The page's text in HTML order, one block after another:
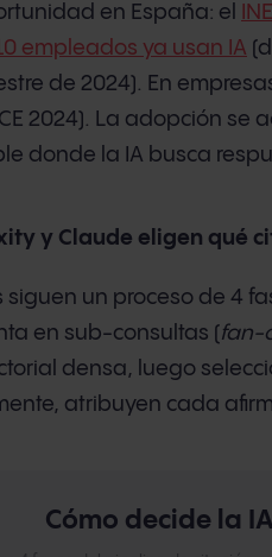
en España: el
empleados ya usan IA
de 2024). En
2024). La adopción
donde la IA busca
y Claude eligen qué
siguen un proceso de 4
en sub-consultas (fan-
densa, luego
atribuyen cada
Cómo decide la